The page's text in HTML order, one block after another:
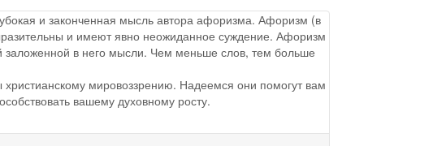
и законченная мысль автора афоризма. Афоризм (в
и имеют явно неожиданное суждение. Афоризм
заложенной в него мысли. Чем меньше слов, тем больше
мировоззрению. Надеемся они помогут вам
вашему духовному росту.